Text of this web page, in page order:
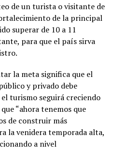
de un turista o visitante de
de la principal
superar de 10 a 11
para que el país sirva
la meta significa que el
y privado debe
turismo seguirá creciendo
“ahora tenemos que
de construir más
la venidera temporada alta,
a nivel